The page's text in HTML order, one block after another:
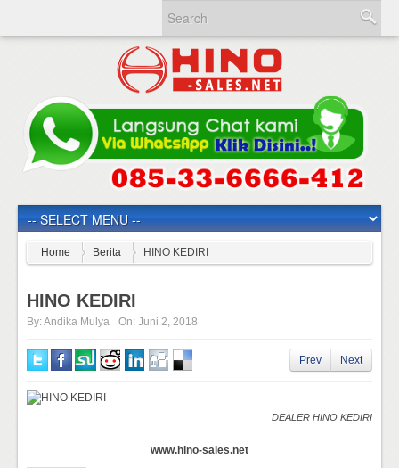
Home Berita HINO KEDIRI
HINO KEDIRI
By:Andika Mulya On: Juni 2, 2018
Prev Next
DEALER HINO KEDIRI
www.hino-sales.net